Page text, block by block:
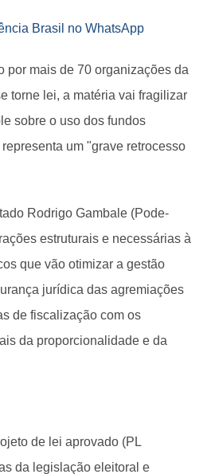
Brasil no WhatsApp
por mais de 70 organizações da
torne lei, a matéria vai fragilizar
sobre o uso dos fundos
um "grave retrocesso
Rodrigo Gambale (Pode-
estruturais e necessárias à
que vão otimizar a gestão
jurídica das agremiações
de fiscalização com os
da proporcionalidade e da
de lei aprovado (PL
da legislação eleitoral e